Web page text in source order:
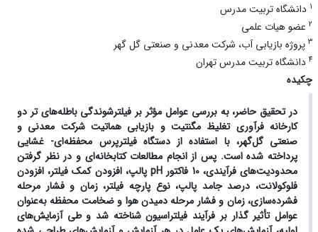
1 دانشگاه تربیت مدرس
2 عضو هیات علمی
3 پروژه بازیابی آب، شرکت معدنی و صنعتی گل گهر
4 دانشگاه تربیت مدرس تهران
چکیده
در تحقیق حاضر، به بررسی عوامل مؤثر بر فیلترشوندگی باطله‌های تر دو
کارخانه فرآوری تغلیظ مگنتیت و بازیابی هماتیت شرکت معدنی و
صنعتی گل‌گهر، با استفاده از دستگاه فیلترپرس محفظه‌ای- غشایی
پرداخته شده است. پس از انجام مطالعات کتابخانه‌ای و در نظر گرفتن
محدودیت‌های فرآیندی، 10 فاکتور
pHپالپ، افزودن کمک فیلتر، افزودن
فلوکولانت، درصد جامد پالپ، نوع پارچه فیلتر، زمان و فشار مرحله
فشرده‌سازی، زمان و فشار مرحله دمیدن هوا و ضخامت محفظه به‌عنوان
عوامل تأثیر گذار بر فرآیند فیلتراسیون شناخته شد و طی آزمایش‌های